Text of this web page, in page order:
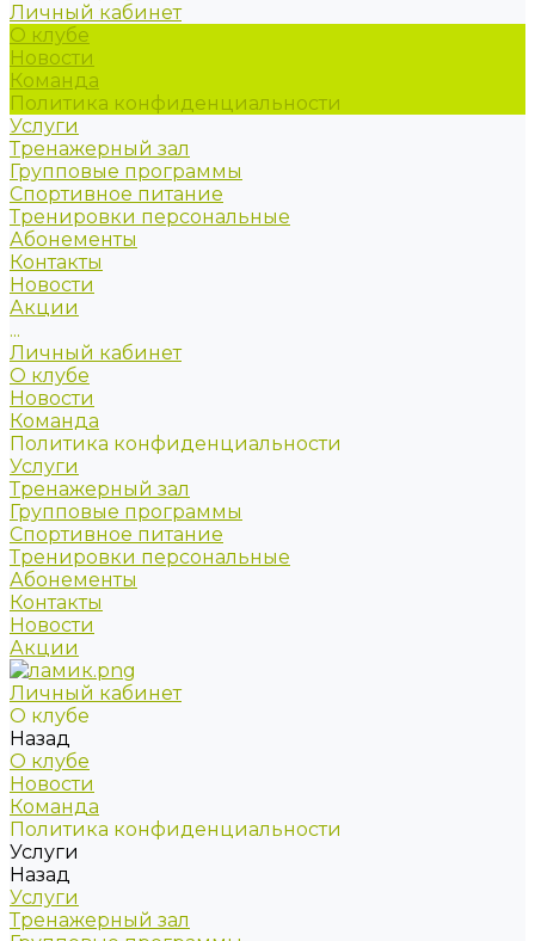
Личный кабинет
О клубе
Новости
Команда
Политика конфиденциальности
Услуги
Тренажерный зал
Групповые программы
Спортивное питание
Тренировки персональные
Абонементы
Контакты
Новости
Акции
...
Личный кабинет
О клубе
Новости
Команда
Политика конфиденциальности
Услуги
Тренажерный зал
Групповые программы
Спортивное питание
Тренировки персональные
Абонементы
Контакты
Новости
Акции
Личный кабинет
О клубе
Назад
О клубе
Новости
Команда
Политика конфиденциальности
Услуги
Назад
Услуги
Тренажерный зал